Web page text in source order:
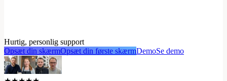
Hurtig, personlig support
Opsæt din skærmOpsæt din første skærmDemoSe demo